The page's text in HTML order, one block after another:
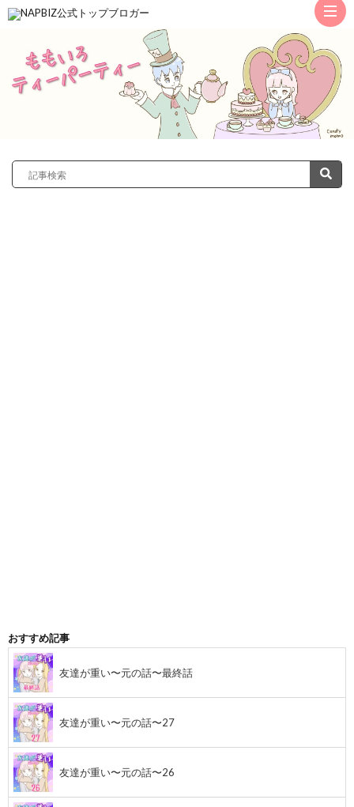
ト
ッ
プ
サ
レ
おすすめ記事
友達が重い〜元の話〜最終話
友達が重い〜元の話〜27
友達が重い〜元の話〜26